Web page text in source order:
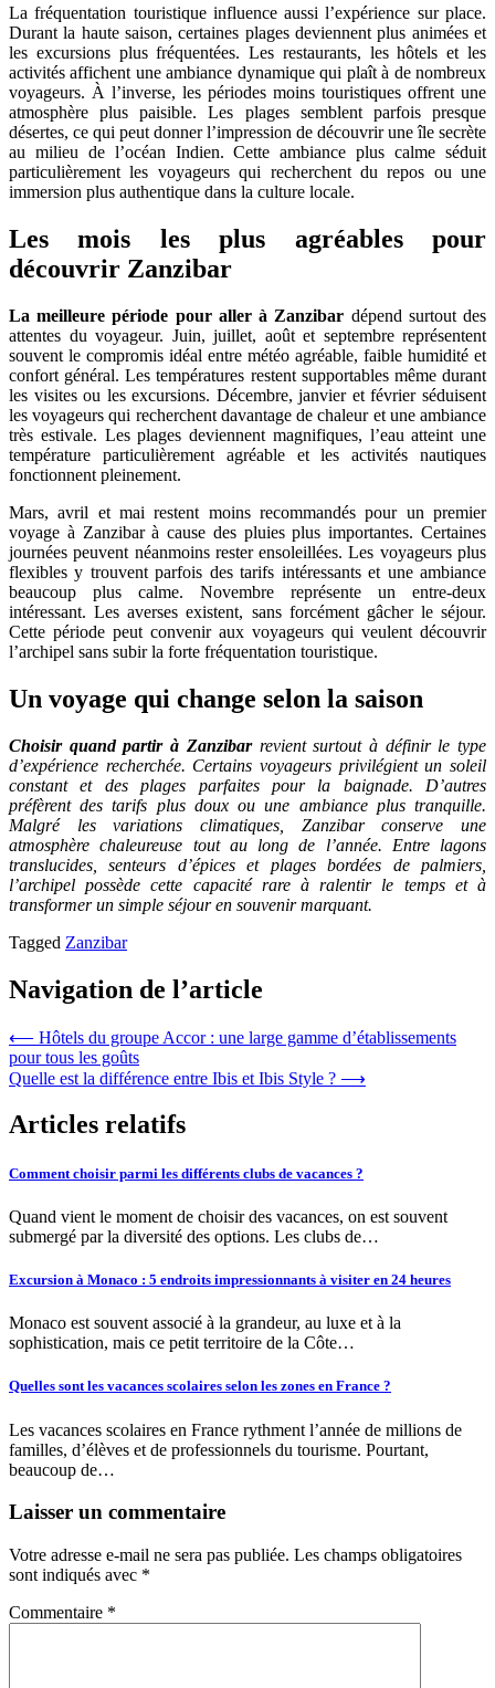
La fréquentation touristique influence aussi l’expérience sur place.
Durant la haute saison, certaines plages deviennent plus animées et
les excursions plus fréquentées. Les restaurants, les hôtels et les
activités affichent une ambiance dynamique qui plaît à de nombreux
voyageurs. À l’inverse, les périodes moins touristiques offrent une
atmosphère plus paisible. Les plages semblent parfois presque
désertes, ce qui peut donner l’impression de découvrir une île secrète
au milieu de l’océan Indien. Cette ambiance plus calme séduit
particulièrement les voyageurs qui recherchent du repos ou une
immersion plus authentique dans la culture locale.
Les mois les plus agréables pour
découvrir Zanzibar
La meilleure période pour aller à Zanzibar dépend surtout des
attentes du voyageur. Juin, juillet, août et septembre représentent
souvent le compromis idéal entre météo agréable, faible humidité et
confort général. Les températures restent supportables même durant
les visites ou les excursions. Décembre, janvier et février séduisent
les voyageurs qui recherchent davantage de chaleur et une ambiance
très estivale. Les plages deviennent magnifiques, l’eau atteint une
température particulièrement agréable et les activités nautiques
fonctionnent pleinement.
Mars, avril et mai restent moins recommandés pour un premier
voyage à Zanzibar à cause des pluies plus importantes. Certaines
journées peuvent néanmoins rester ensoleillées. Les voyageurs plus
flexibles y trouvent parfois des tarifs intéressants et une ambiance
beaucoup plus calme. Novembre représente un entre-deux
intéressant. Les averses existent, sans forcément gâcher le séjour.
Cette période peut convenir aux voyageurs qui veulent découvrir
l’archipel sans subir la forte fréquentation touristique.
Un voyage qui change selon la saison
Choisir quand partir à Zanzibarrevient surtout à définir le type
d’expérience recherchée. Certains voyageurs privilégient un soleil
constant et des plages parfaites pour la baignade. D’autres
préfèrent des tarifs plus doux ou une ambiance plus tranquille.
Malgré les variations climatiques, Zanzibar conserve une
atmosphère chaleureuse tout au long de l’année. Entre lagons
translucides, senteurs d’épices et plages bordées de palmiers,
l’archipel possède cette capacité rare à ralentir le temps et à
transformer un simple séjour en souvenir marquant.
Tagged Zanzibar
Navigation de l’article
⟵ Hôtels du groupe Accor : une large gamme d’établissements
pour tous les goûts
Quelle est la différence entre Ibis et Ibis Style ? ⟶
Articles relatifs
Comment choisir parmi les différents clubs de vacances ?
Quand vient le moment de choisir des vacances, on est souvent
submergé par la diversité des options. Les clubs de…
Excursion à Monaco : 5 endroits impressionnants à visiter en 24 heures
Monaco est souvent associé à la grandeur, au luxe et à la
sophistication, mais ce petit territoire de la Côte…
Quelles sont les vacances scolaires selon les zones en France ?
Les vacances scolaires en France rythment l’année de millions de
familles, d’élèves et de professionnels du tourisme. Pourtant,
beaucoup de…
Laisser un commentaire
Votre adresse e-mail ne sera pas publiée. Les champs obligatoires
sont indiqués avec *
Commentaire *